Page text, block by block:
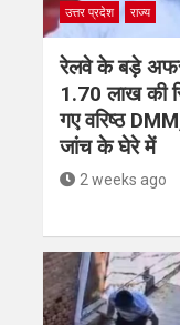
उत्तर प्रदेश राज्य
रेलवे के बड़े
1.70 लाख की
गए वरिष्ठ
जांच के घेरे में
2 weeks ago